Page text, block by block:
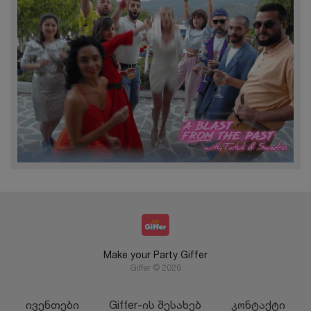
Make your Party Giffer
Giffer © 2026
ივენთები Giffer-ის შესახებ კონტაქტი